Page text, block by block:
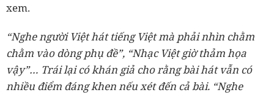
xem.
“Nghe người Việt hát tiếng Việt mà phải nhìn chằm
chằm vào dòng phụ đề”, “Nhạc Việt giờ thảm họa
vậy”… Trái lại có khán giả cho rằng bài hát vẫn có
nhiều điểm đáng khen nếu xét đến cả bài. “Nghe